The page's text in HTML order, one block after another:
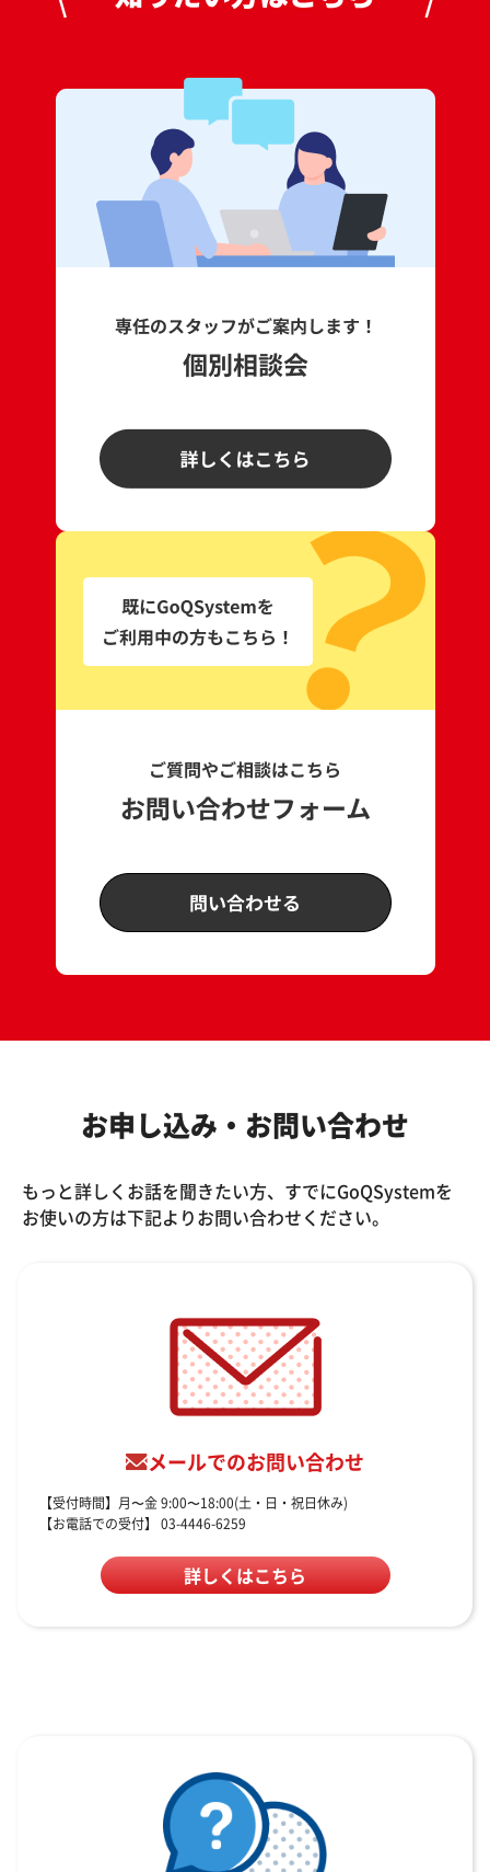
お申し込み・お問い合わせ
もっと詳しくお話を聞きたい方、すでにGoQSystemを
お使いの方は下記よりお問い合わせください。
メールでのお問い合わせ
【受付時間】月〜金 9:00〜18:00(土・日・祝日休み)
【お電話での受付】 03-4446-6259
詳しくはこちら